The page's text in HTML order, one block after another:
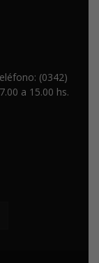
(0342)
a 15.00 hs.